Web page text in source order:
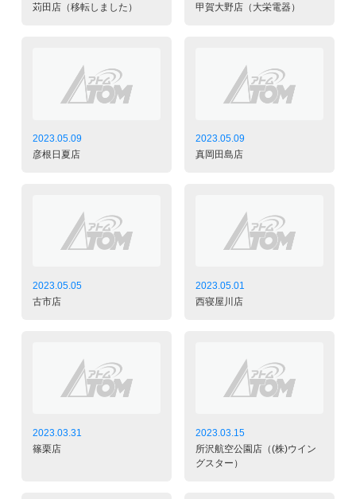
苅田店（移転しました）
甲賀大野店（大栄電器）
2023.05.09
彦根日夏店
2023.05.09
真岡田島店
2023.05.05
古市店
2023.05.01
西寝屋川店
2023.03.31
篠栗店
2023.03.15
所沢航空公園店（(株)ウイン
グスター）